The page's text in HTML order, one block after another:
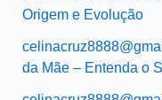
Origem e Evolução
da Mãe – Entenda o